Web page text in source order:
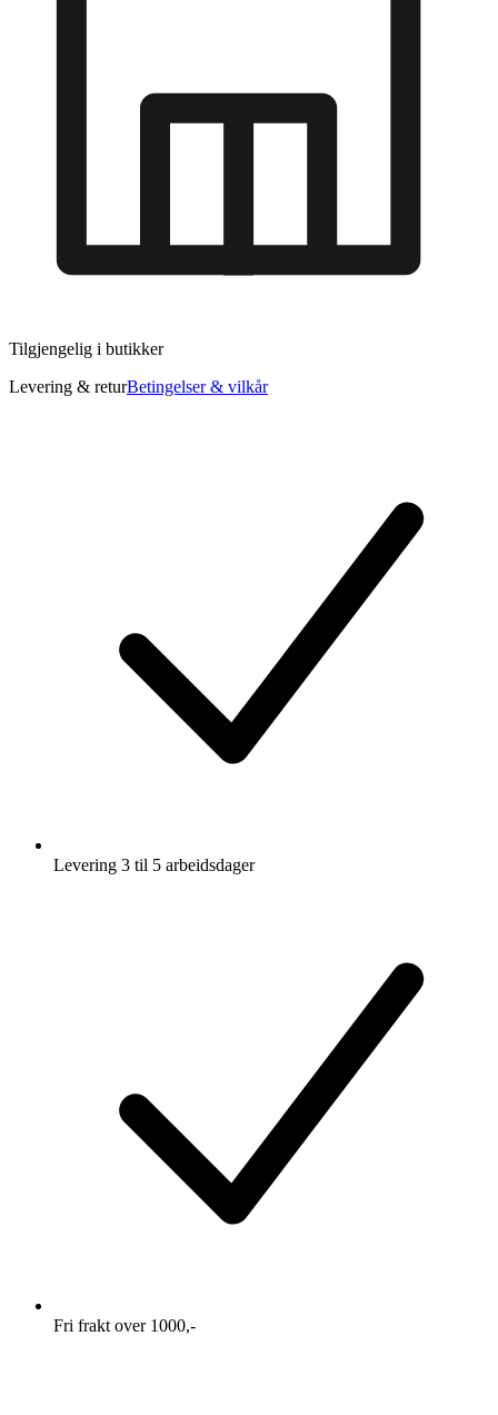
Tilgjengelig i butikker
Levering & returBetingelser & vilkår
Levering 3 til 5 arbeidsdager
Fri frakt over 1000,-